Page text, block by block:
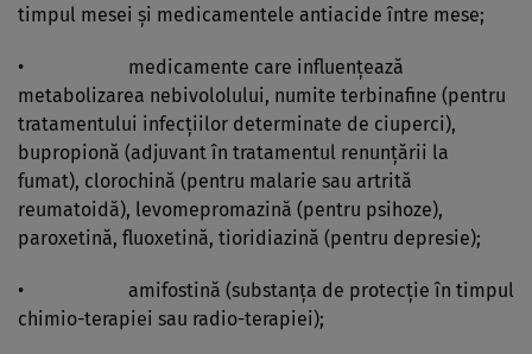
timpul mesei şi medicamentele antiacide între mese;
• medicamente care influenţează
metabolizarea nebivololului, numite terbinafine (pentru
tratamentului infecţiilor determinate de ciuperci),
bupropionă (adjuvant în tratamentul renunţării la
fumat), clorochină (pentru malarie sau artrită
reumatoidă), levomepromazină (pentru psihoze),
paroxetină, fluoxetină, tioridiazină (pentru depresie);
• amifostină (substanţa de protecţie în timpul
chimio-terapiei sau radio-terapiei);